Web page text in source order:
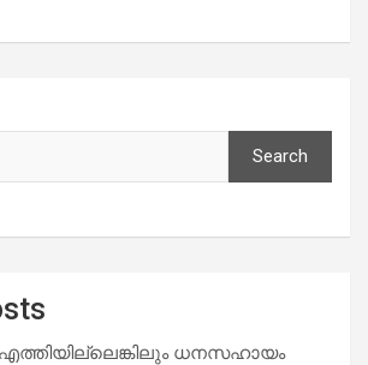
Search
ധനസഹായം